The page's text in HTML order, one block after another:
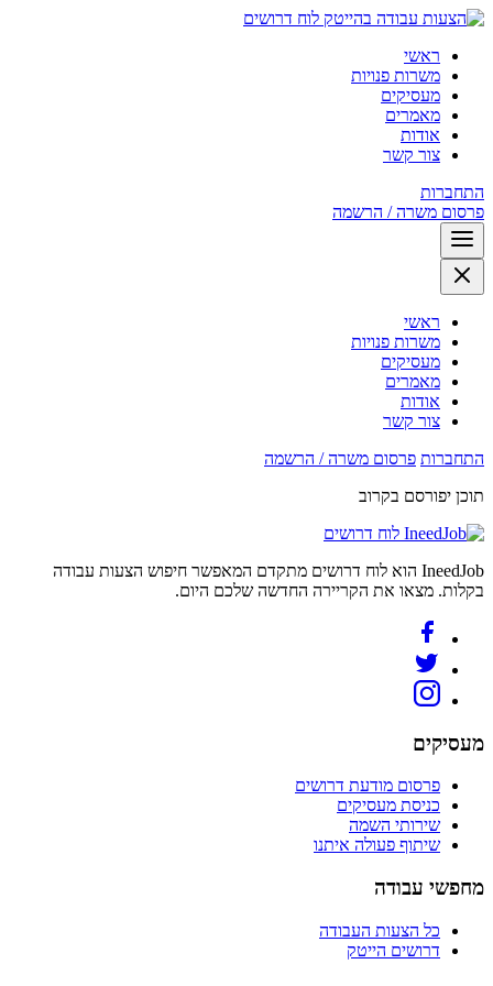
לוח דרושים
ראשי
משרות פנויות
מעסיקים
מאמרים
אודות
צור קשר
התחברות
פרסום משרה / הרשמה
ראשי
משרות פנויות
מעסיקים
מאמרים
אודות
צור קשר
התחברות פרסום משרה / הרשמה
תוכן יפורסם בקרוב
לוח דרושים
IneedJob הוא לוח דרושים מתקדם המאפשר חיפוש הצעות עבודה
בקלות. מצאו את הקריירה החדשה שלכם היום.
מעסיקים
פרסום מודעת דרושים
כניסת מעסיקים
שירותי השמה
שיתוף פעולה איתנו
מחפשי עבודה
כל הצעות העבודה
דרושים הייטק